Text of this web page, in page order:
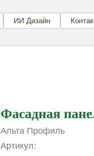
ИИ Дизайн
Фасадная
Альта Профиль
Артикул: